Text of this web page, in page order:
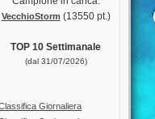
VecchioStorm (13550 pt.)
TOP 10 Settimanale
(dal 31/07/2026)
Giornaliera